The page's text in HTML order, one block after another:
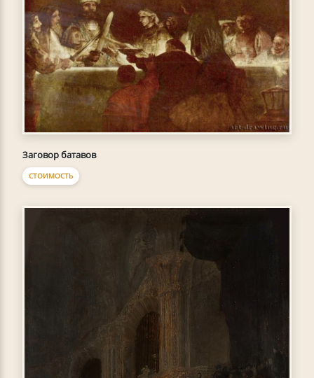
Заговор батавов
СТОИМОСТЬ